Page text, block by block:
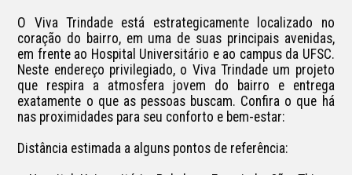
O Viva Trindade está estrategicamente localizado no
coração do bairro, em uma de suas principais avenidas,
em frente ao Hospital Universitário e ao campus da UFSC.
Neste endereço privilegiado, o Viva Trindade um projeto
que respira a atmosfera jovem do bairro e entrega
exatamente o que as pessoas buscam. Confira o que há
nas proximidades para seu conforto e bem-estar:
Distância estimada a alguns pontos de referência: